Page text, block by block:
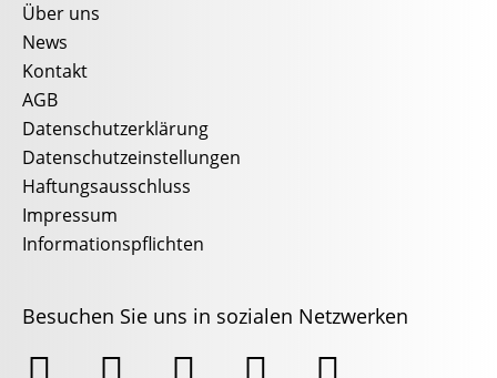
Über uns
News
Kontakt
AGB
Datenschutzerklärung
Datenschutzeinstellungen
Haftungsausschluss
Impressum
Informationspflichten
Besuchen Sie uns in sozialen Netzwerken